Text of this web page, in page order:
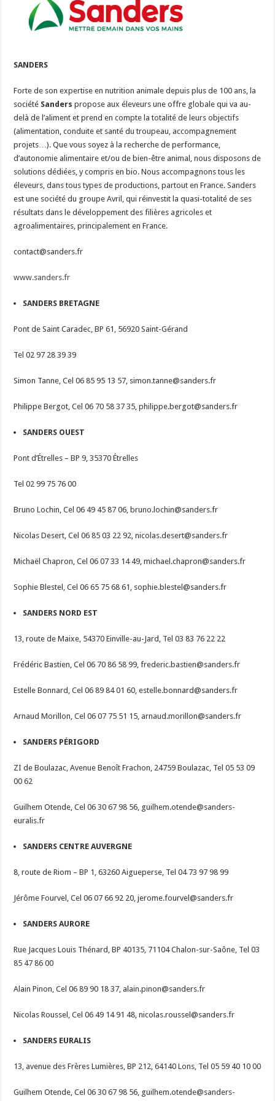
Les canicules freinent la collecte laitière
SANDERS
Forte de son expertise en nutrition animale depuis plus de 100 ans, la
société Sanders propose aux éleveurs une offre globale qui va au-
delà de l’aliment et prend en compte la totalité de leurs objectifs
(alimentation, conduite et santé du troupeau, accompagnement
projets…). Que vous soyez à la recherche de performance,
d’autonomie alimentaire et/ou de bien-être animal, nous disposons de
solutions dédiées, y compris en bio. Nous accompagnons tous les
éleveurs, dans tous types de productions, partout en France. Sanders
est une société du groupe Avril, qui réinvestit la quasi-totalité de ses
résultats dans le développement des filières agricoles et
agroalimentaires, principalement en France.
contact@sanders.fr
www.sanders.fr
SANDERS BRETAGNE
Pont de Saint Caradec, BP 61, 56920 Saint-Gérand
Tel 02 97 28 39 39
Simon Tanne, Cel 06 85 95 13 57, simon.tanne@sanders.fr
Philippe Bergot, Cel 06 70 58 37 35,philippe.bergot@sanders.fr
SANDERS OUEST
Pont d’Étrelles – BP 9, 35370 Étrelles
Tel 02 99 75 76 00
Bruno Lochin, Cel 06 49 45 87 06, bruno.lochin@sanders.fr
Nicolas Desert, Cel 06 85 03 22 92,nicolas.desert@sanders.fr
Michaël Chapron, Cel 06 07 33 14 49,michael.chapron@sanders.fr
Sophie Blestel, Cel 06 65 75 68 61, sophie.blestel@sanders.fr
SANDERS NORD EST
13, route de Maixe, 54370 Einville-au-Jard, Tel 03 83 76 22 22
Frédéric Bastien, Cel 06 70 86 58 99,frederic.bastien@sanders.fr
Estelle Bonnard, Cel 06 89 84 01 60,estelle.bonnard@sanders.fr
Arnaud Morillon, Cel 06 07 75 51 15, arnaud.morillon@sanders.fr
SANDERS PÉRIGORD
ZI de Boulazac, Avenue Benoît Frachon, 24759 Boulazac, Tel 05 53 09
00 62
Guilhem Otende, Cel 06 30 67 98 56, guilhem.otende@sanders-
euralis.fr
SANDERS CENTRE AUVERGNE
8, route de Riom – BP 1, 63260 Aigueperse, Tel 04 73 97 98 99
Jérôme Fourvel, Cel 06 07 66 92 20,jerome.fourvel@sanders.fr
SANDERS AURORE
Rue Jacques Louis Thénard, BP 40135, 71104 Chalon-sur-Saône, Tel 03
85 47 86 00
Alain Pinon, Cel 06 89 90 18 37, alain.pinon@sanders.fr
Nicolas Roussel, Cel 06 49 14 91 48,nicolas.roussel@sanders.fr
SANDERS EURALIS
13, avenue des Frères Lumières, BP 212, 64140 Lons, Tel 05 59 40 10 00
Guilhem Otende, Cel 06 30 67 98 56, guilhem.otende@sanders-